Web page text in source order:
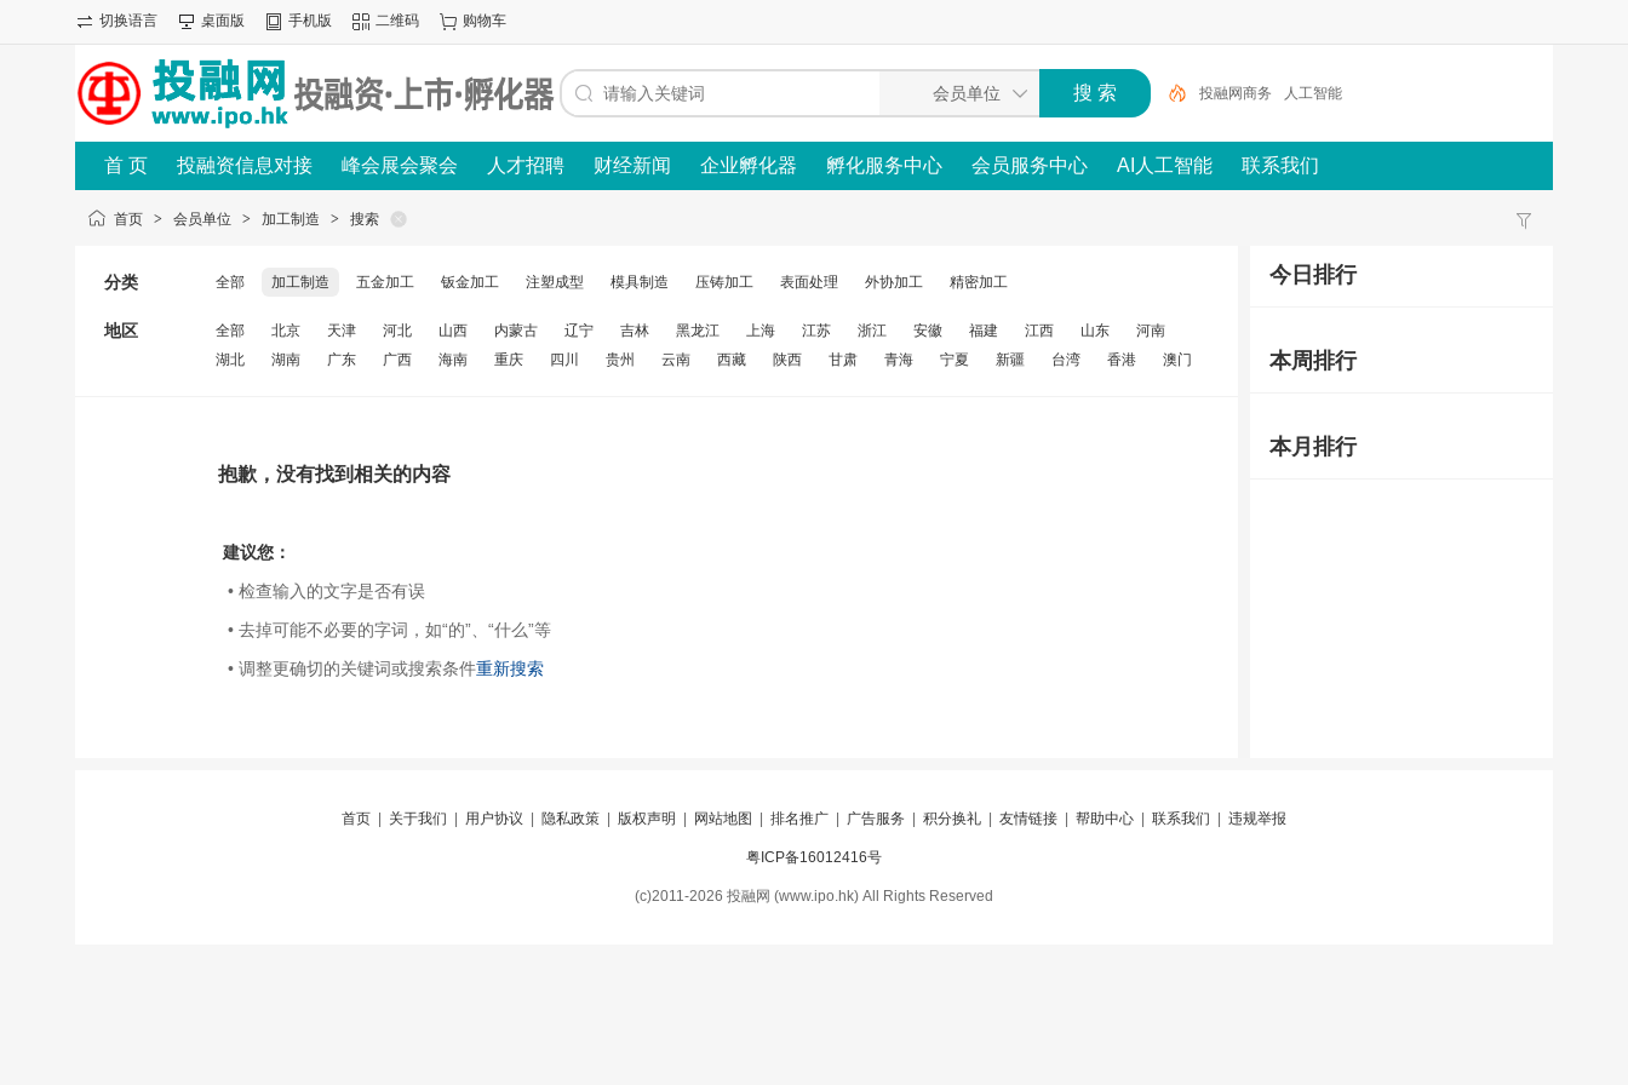
切换语言 桌面版 手机版 二维码 购物车
投融网商务 人工智能
首 页 投融资信息对接 峰会展会聚会 人才招聘 财经新闻 企业孵化器 孵化服务中心 会员服务中心 AI人工智能 联系我们
首页 > 会员单位 > 加工制造 > 搜索
分类 全部 加工制造 五金加工 钣金加工 注塑成型 模具制造 压铸加工 表面处理 外协加工 精密加工
地区 全部 北京 天津 河北 山西 内蒙古 辽宁 吉林 黑龙江 上海 江苏 浙江 安徽 福建 江西 山东
河南
湖北
湖南 广东 广西 海南 重庆 四川 贵州 云南 西藏 陕西 甘肃 青海 宁夏 新疆 台湾 香港 澳门
抱歉，没有找到相关的内容
建议您：
• 检查输入的文字是否有误
• 去掉可能不必要的字词，如“的”、“什么”等
• 调整更确切的关键词或搜索条件重新搜索
今日排行
本周排行
本月排行
首页 关于我们 用户协议 隐私政策 版权声明 网站地图 排名推广 广告服务 积分换礼 友情链接 帮助中心 联系我们 违规举报
粤ICP备16012416号
(c)2011-2026 投融网 (www.ipo.hk) All Rights Reserved